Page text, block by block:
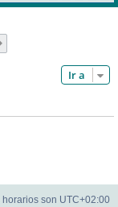
Ir a
horarios son UTC+02:00